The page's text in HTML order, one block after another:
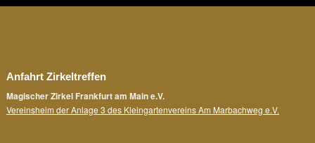
Anfahrt Zirkeltreffen
Magischer Zirkel Frankfurt am Main e.V.
Vereinsheim der Anlage 3 des Kleingartenvereins Am Marbachweg e.V.